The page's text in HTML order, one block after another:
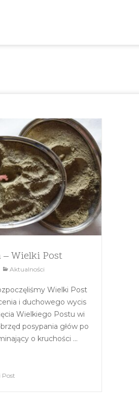
– Wielki Post
Aktualności
Wielki Post
i duchowego wycis
Wielkiego Postu wi
posypania głów po
o kruchości ...
Post